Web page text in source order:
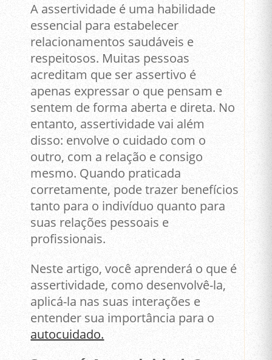
A assertividade é uma habilidade
essencial para estabelecer
relacionamentos saudáveis e
respeitosos. Muitas pessoas
acreditam que ser assertivo é
apenas expressar o que pensam e
sentem de forma aberta e direta. No
entanto, assertividade vai além
disso: envolve o cuidado com o
outro, com a relação e consigo
mesmo. Quando praticada
corretamente, pode trazer benefícios
tanto para o indivíduo quanto para
suas relações pessoais e
profissionais.
Neste artigo, você aprenderá o que é
assertividade, como desenvolvê-la,
aplicá-la nas suas interações e
entender sua importância para o
autocuidado.